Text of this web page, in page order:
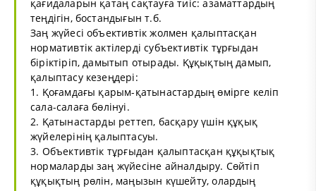
қағидаларын қатаң сақтауға тиіс: азаматтардың
теңдігін, бостандығын т.б.
Заң жүйесі объективтік жолмен қалыптасқан
нормативтік актілерді субъективтік тұрғыдан
біріктіріп, дамытып отырады. Құқықтың дамып,
қалыптасу кезеңдері:
1. Қоғамдағы қарым-қатынастардың өмірге келіп
сала-салаға бөлінуі.
2. Қатынастарды реттеп, басқару үшін құқық
жүйелерінің қалыптасуы.
3. Объективтік тұрғыдан қалыптасқан құқықтық
нормаларды заң жүйесіне айналдыру. Сөйтіп
құқықтың рөлін, маңызын күшейту, олардың